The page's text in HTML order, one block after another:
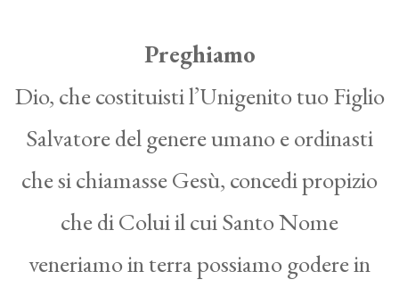
Preghiamo
Dio, che costituisti l’Unigenito tuo Figlio
Salvatore del genere umano e ordinasti
che si chiamasse Gesù, concedi propizio
che di Colui il cui Santo Nome
veneriamo in terra possiamo godere in